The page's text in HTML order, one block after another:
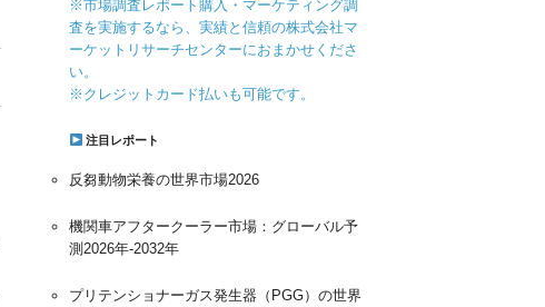
※市場調査レポート購入・マーケティング調
査を実施するなら、実績と信頼の株式会社マ
ーケットリサーチセンターにおまかせくださ
い。
※クレジットカード払いも可能です。
注目レポート
反芻動物栄養の世界市場2026
機関車アフタークーラー市場：グローバル予
測2026年-2032年
プリテンショナーガス発生器（PGG）の世界